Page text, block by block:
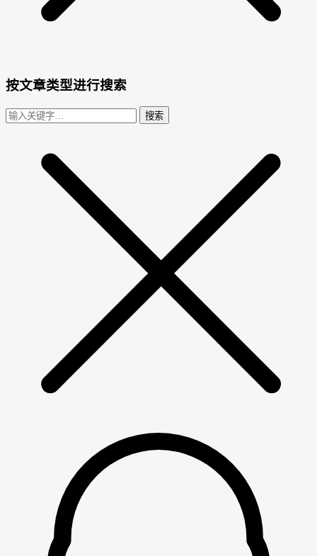
按文章类型进行搜索